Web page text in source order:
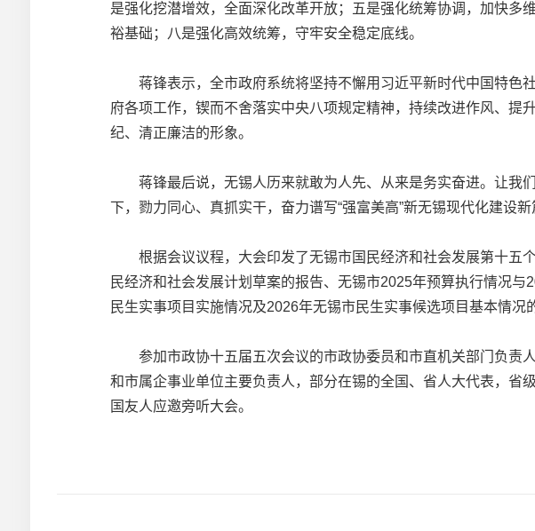
是强化挖潜增效，全面深化改革开放；五是强化统筹协调，加快多
裕基础；八是强化高效统筹，守牢安全稳定底线。
蒋锋表示，全市政府系统将坚持不懈用习近平新时代中国特色社
府各项工作，锲而不舍落实中央八项规定精神，持续改进作风、
纪、清正廉洁的形象。
蒋锋最后说，无锡人历来就敢为人先、从来是务实奋进。让我
下，勠力同心、真抓实干，奋力谱写“强富美高”新无锡现代化建设
根据会议议程，大会印发了无锡市国民经济和社会发展第十五
民经济和社会发展计划草案的报告、无锡市2025年预算执行情况
民生实事项目实施情况及2026年无锡市民生实事候选项目基本情况
参加市政协十五届五次会议的市政协委员和市直机关部门负责
和市属企事业单位主要负责人，部分在锡的全国、省人大代表，
国友人应邀旁听大会。